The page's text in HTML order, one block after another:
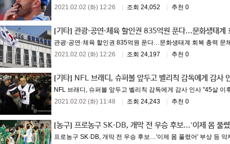
2021.02.02 (화) 12:26
조회 24,052 추천 0
[기타] 관광·공연·체육 할인권 835억원 푼다…문화생태계
관광·공연·체육 할인권 835억원 푼다…문화생태계 회복 총력
2021.02.02 (화) 12:26
조회 24,197 추천 0
[기타] NFL 브래디, 슈퍼볼 앞두고 벨리칙 감독에게 감사
NFL 브래디, 슈퍼볼 앞두고 벨리칙 감독에게 감사 인사 "45살
2021.02.02 (화) 11:48
조회 24,243 추천 0
[농구] 프로농구 SK·DB, 개막 전 우승 후보…'이제 몸 풀
프로농구 SK·DB, 개막 전 우승 후보…'이제 몸 풀렸어' 부상 등